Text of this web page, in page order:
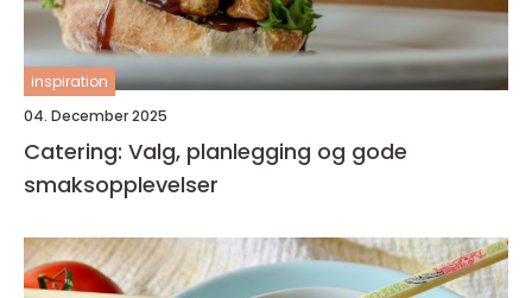
inspiration
04. December 2025
Catering: Valg, planlegging og gode
smaksopplevelser